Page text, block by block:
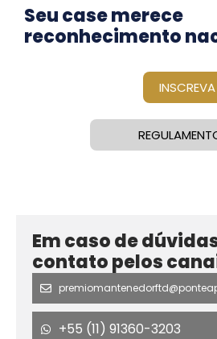
Seu case merece
reconhecimento
Em caso de
contato pelos
+55 (11) 91360-3203